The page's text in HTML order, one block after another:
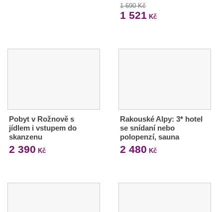
1 690 Kč
1 521 Kč
Pobyt v Rožnově s
jídlem i vstupem do
skanzenu
2 390 Kč
Rakouské Alpy: 3* hotel
se snídaní nebo
polopenzí, sauna
2 480 Kč